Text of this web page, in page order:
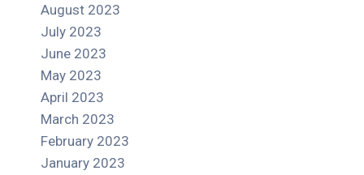
August 2023
July 2023
June 2023
May 2023
April 2023
March 2023
February 2023
January 2023